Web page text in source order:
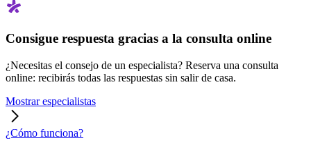
Consigue respuesta gracias a la consulta online
¿Necesitas el consejo de un especialista? Reserva una consulta
online: recibirás todas las respuestas sin salir de casa.
Mostrar especialistas
¿Cómo funciona?